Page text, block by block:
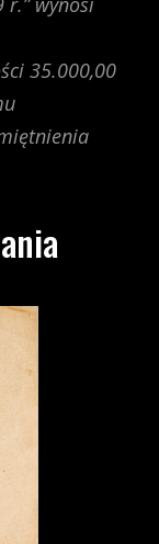
35.000,00